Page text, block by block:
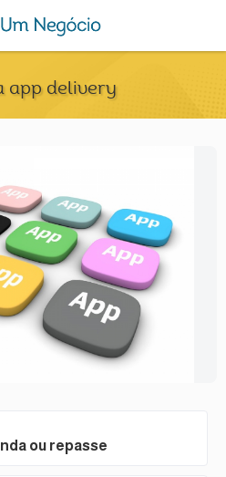
app delivery
ou repasse